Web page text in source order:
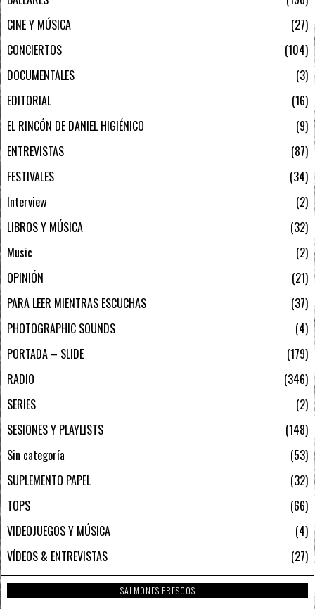
CINE Y MÚSICA
27
CONCIERTOS
104
DOCUMENTALES
3
EDITORIAL
16
EL RINCÓN DE DANIEL HIGIÉNICO
9
ENTREVISTAS
87
FESTIVALES
34
Interview
2
LIBROS Y MÚSICA
32
Music
2
OPINIÓN
21
PARA LEER MIENTRAS ESCUCHAS
37
PHOTOGRAPHIC SOUNDS
4
PORTADA – SLIDE
179
RADIO
346
SERIES
2
SESIONES Y PLAYLISTS
148
Sin categoría
53
SUPLEMENTO PAPEL
32
TOPS
66
VIDEOJUEGOS Y MÚSICA
4
VÍDEOS & ENTREVISTAS
27
SALMONES FRESCOS